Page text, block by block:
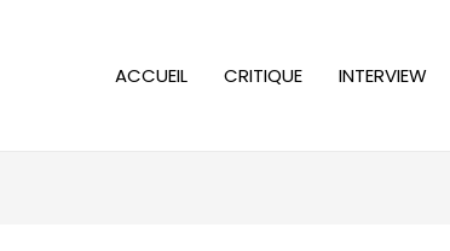
ACCUEIL CRITIQUE INTERVIEW